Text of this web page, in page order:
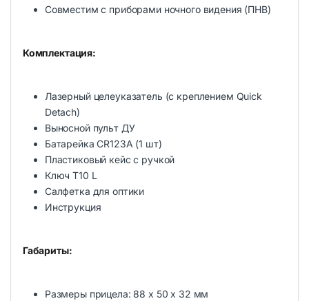
Совместим с приборами ночного видения (ПНВ)
Комплектация:
Лазерный целеуказатель (с креплением Quick
Detach)
Выносной пульт ДУ
Батарейка CR123A (1 шт)
Пластиковый кейс с ручкой
Ключ T10 L
Салфетка для оптики
Инструкция
Габариты:
Размеры прицела: 88 x 50 x 32 мм